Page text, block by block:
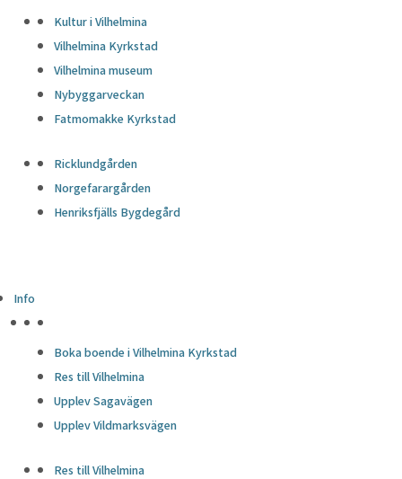
Kultur i Vilhelmina
Vilhelmina Kyrkstad
Vilhelmina museum
Nybyggarveckan
Fatmomakke Kyrkstad
Ricklundgården
Norgefarargården
Henriksfjälls Bygdegård
Info
Boka boende i Vilhelmina Kyrkstad
Res till Vilhelmina
Upplev Sagavägen
Upplev Vildmarksvägen
Res till Vilhelmina